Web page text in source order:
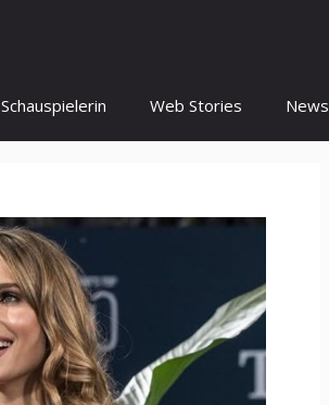
Schauspielerin Web Stories News